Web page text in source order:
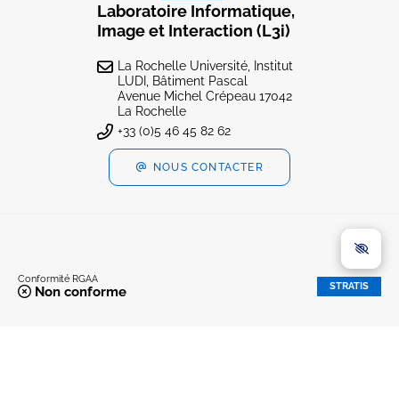
Laboratoire Informatique,
Image et Interaction (L3i)
La Rochelle Université, Institut
LUDI, Bâtiment Pascal
Avenue Michel Crépeau 17042
La Rochelle
+33 (0)5 46 45 82 62
NOUS CONTACTER
Conformité RGAA
Non conforme STRATIS